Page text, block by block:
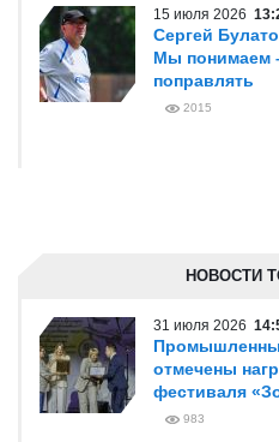
15 июля 2026
Сергей
Мы понимаем
поправлять
2015
НОВОСТИ
31 июля 2026
отмечены
фестиваля
983